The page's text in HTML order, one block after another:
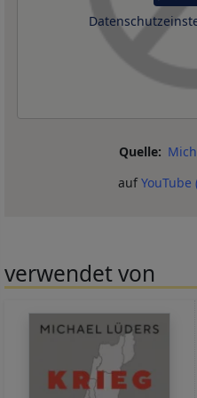
Quelle
aufYouTube
verwendet von